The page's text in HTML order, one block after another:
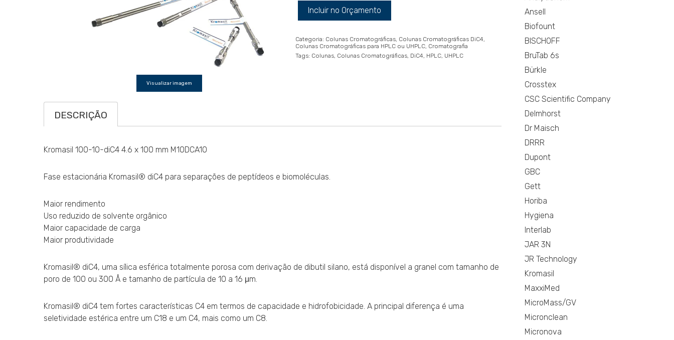
Visualizar imagem
Incluir no Orçamento
Categoria: Colunas Cromatográficas Colunas Cromatográficas DiC4
Colunas Cromatográficas para HPLC ou UHPLC Cromatografia
Tags: Colunas Colunas Cromatográficas DiC4 HPLC UHPLC
DESCRIÇÃO
Kromasil 100-10-diC4 4.6 x 100 mm M10DCA10
Fase estacionária Kromasil® diC4 para separações de peptídeos e biomoléculas.
Maior rendimento
Uso reduzido de solvente orgânico
Maior capacidade de carga
Maior produtividade
Kromasil® diC4, uma sílica esférica totalmente porosa com derivação de dibutil silano, está disponível a granel com tamanho de
poro de 100 ou 300 Å e tamanho de partícula de 10 a 16 μm.
Kromasil® diC4 tem fortes características C4 em termos de capacidade e hidrofobicidade. A principal diferença é uma
seletividade estérica entre um C18 e um C4, mais como um C8.
Ansell
Biofount
BISCHOFF
BruTab 6s
Bürkle
Crosstex
CSC Scientific Company
Delmhorst
Dr Maisch
DRRR
Dupont
GBC
Gett
Horiba
Hygiena
Interlab
JAR 3N
JR Technology
Kromasil
MaxxiMed
MicroMass/GV
Micronclean
Micronova